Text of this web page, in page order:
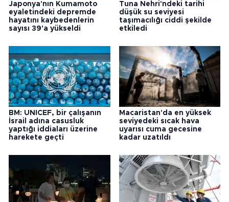
Japonya'nın Kumamoto
eyaletindeki depremde
hayatını kaybedenlerin
sayısı 39'a yükseldi
Tuna Nehri'ndeki tarihi
düşük su seviyesi
taşımacılığı ciddi şekilde
etkiledi
BM: UNICEF, bir çalışanın
İsrail adına casusluk
yaptığı iddiaları üzerine
harekete geçti
Macaristan'da en yüksek
seviyedeki sıcak hava
uyarısı cuma gecesine
kadar uzatıldı